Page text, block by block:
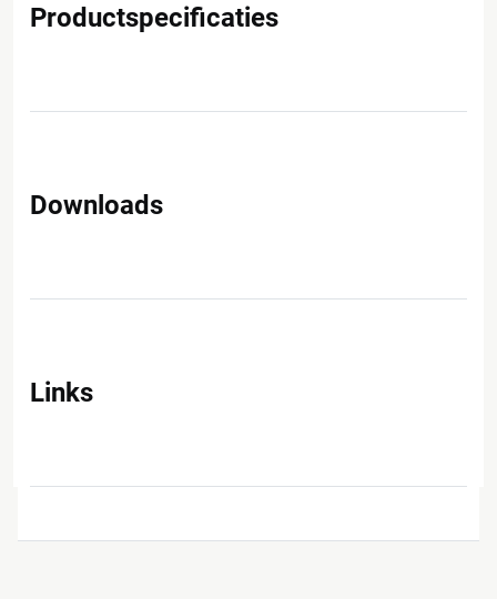
Productspecificaties
Downloads
Links